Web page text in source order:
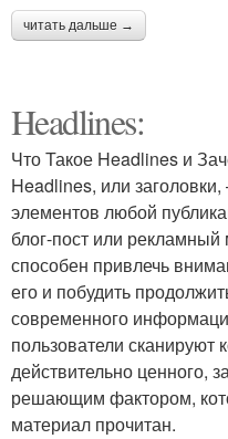
читать дальше →
Headlines:
Что Такое Headlines и
Headlines, или
элементов любой
блог-пост или
способен привлечь
его и побудить
современного
пользователи сканируют
действительно ценного,
решающим фактором,
материал прочитан.